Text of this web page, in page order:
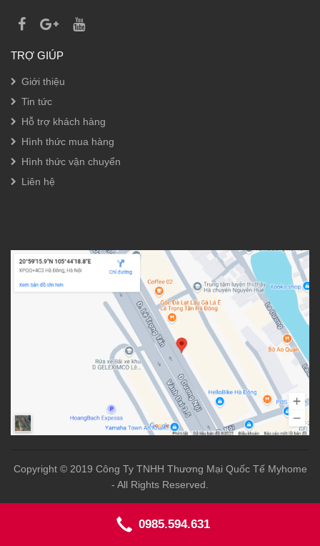
TRỢ GIÚP
Giới thiệu
Tin tức
Hỗ trợ khách hàng
Hình thức mua hàng
Hình thức vận chuyển
Liên hệ
Copyright © 2019 Công Ty TNHH Thương Mại Quốc Tế Myhome
- All Rights Reserved.
0985.594.631